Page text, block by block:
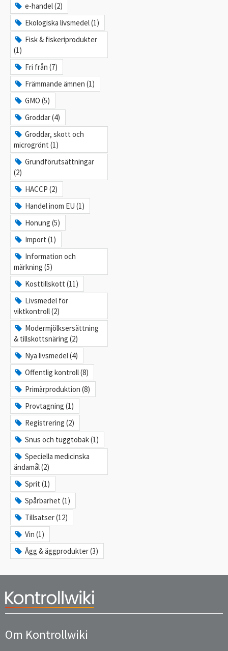
e-handel (2)
Ekologiska livsmedel (1)
Fisk & fiskeriprodukter
(1)
Fri från (7)
Främmande ämnen (1)
GMO (5)
Groddar (4)
Groddar, skott och
microgrönt (1)
Grundförutsättningar
(2)
HACCP (2)
Handel inom EU (1)
Honung (5)
Import (1)
Information och
märkning (5)
Kosttillskott (11)
Livsmedel för
viktkontroll (2)
Modermjölksersättning
& tillskottsnäring (2)
Nya livsmedel (4)
Offentlig kontroll (8)
Primärproduktion (8)
Provtagning (1)
Registrering (2)
Snus och tuggtobak (1)
Speciella medicinska
ändamål (2)
Sprit (1)
Spårbarhet (1)
Tillsatser (12)
Vin (1)
Ägg & äggprodukter (3)
Om Kontrollwiki